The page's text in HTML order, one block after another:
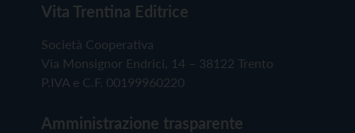
Vita Trentina Editrice
Società Cooperativa
Via Monsignor Endrici, 14 – 38122 Trento
P.IVA e C.F. 00199960220
Amministrazione trasparente